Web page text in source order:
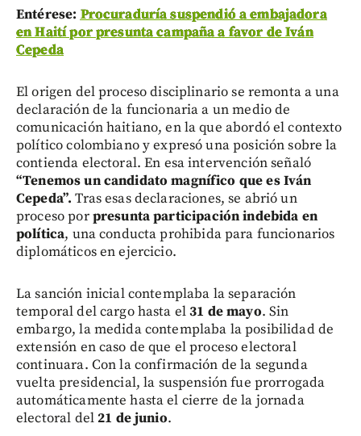
Entérese: Procuraduría suspendió a embajadora
en Haití por presunta campaña a favor de Iván
Cepeda
El origen del proceso disciplinario se remonta a una
declaración de la funcionaria a un medio de
comunicación haitiano, en la que abordó el contexto
político colombiano y expresó una posición sobre la
contienda electoral. En esa intervención señaló
“Tenemos un candidato magnífico que es Iván
Cepeda”.Tras esas declaraciones, se abrió un
proceso porpresunta participación indebida en
política, una conducta prohibida para funcionarios
diplomáticos en ejercicio.
La sanción inicial contemplaba la separación
temporal del cargo hasta el31 de mayo. Sin
embargo, la medida contemplaba la posibilidad de
extensión en caso de que el proceso electoral
continuara. Con la confirmación de la segunda
vuelta presidencial, la suspensión fue prorrogada
automáticamente hasta el cierre de la jornada
electoral del21 de junio.